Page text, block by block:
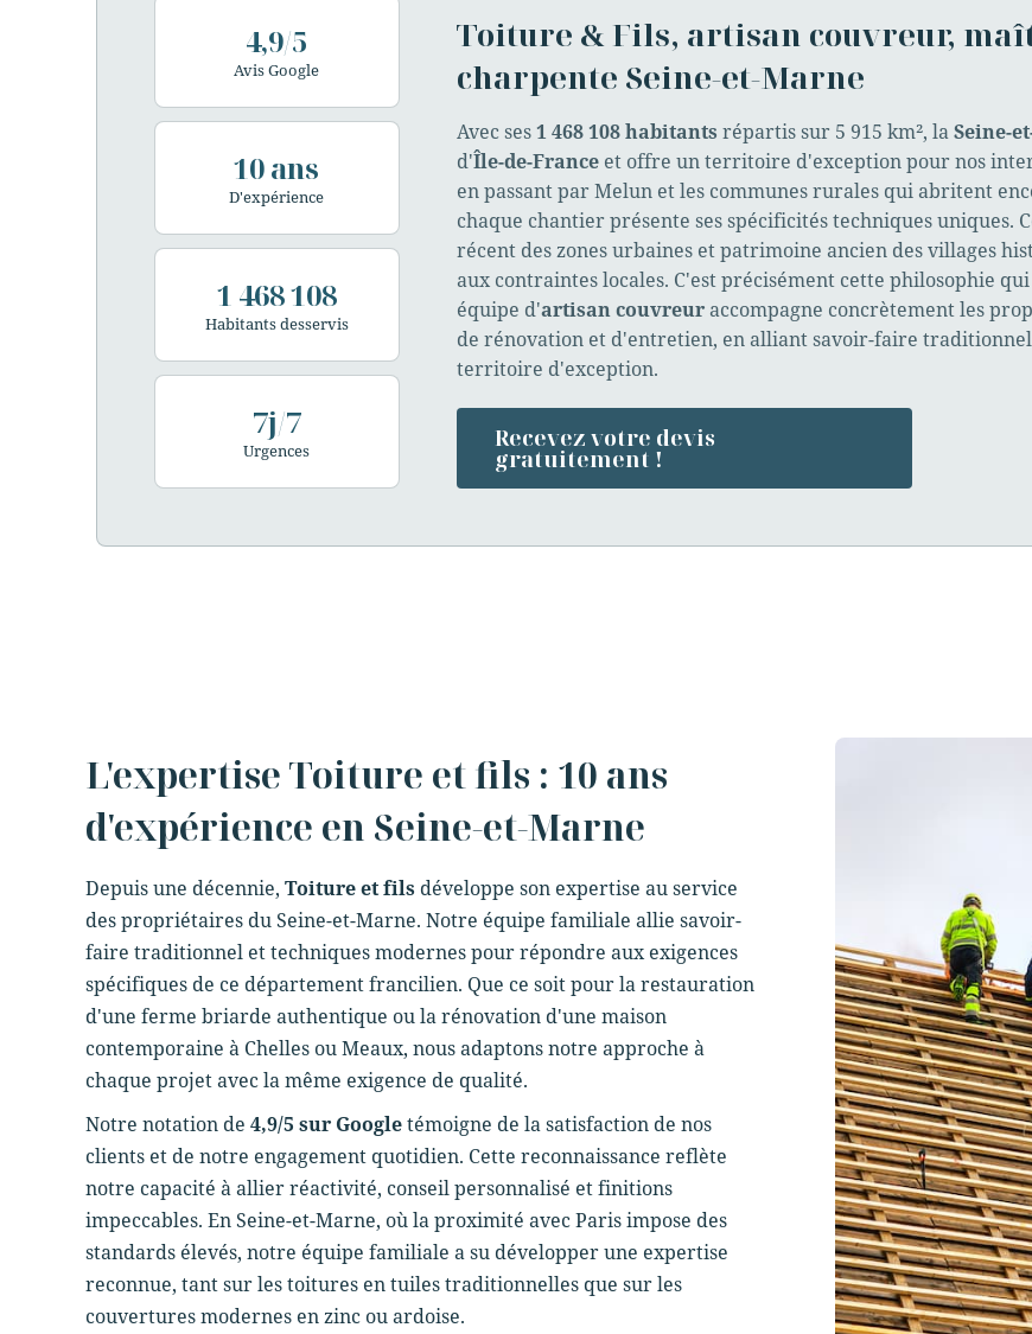
4,9/5
Avis Google
10 ans
D'expérience
1 468 108
Habitants desservis
7j/7
Urgences
Toiture & Fils, artisan couvreur,
charpente Seine-et-Marne
Avec ses1 468 108 habitants répartis sur 5 915 km², laSeine-
d'Île-de-Franceet offre un territoire d'exception pour nos
en passant par Melun et les communes rurales qui abritent
chaque chantier présente ses spécificités techniques
récent des zones urbaines et patrimoine ancien des villages
aux contraintes locales. C'est précisément cette philosophie
équipe d'artisan couvreuraccompagne concrètement les
de rénovation et d'entretien, en alliant savoir-faire traditionnel
territoire d'exception.
Recevez votre devis
gratuitement !
L'expertise Toiture et fils : 10 ans
d'expérience en Seine-et-Marne
Depuis une décennie, Toiture et fils développe son expertise au service
des propriétaires du Seine-et-Marne. Notre équipe familiale allie savoir-
faire traditionnel et techniques modernes pour répondre aux exigences
spécifiques de ce département francilien. Que ce soit pour la restauration
d'une ferme briarde authentique ou la rénovation d'une maison
contemporaine à Chelles ou Meaux, nous adaptons notre approche à
chaque projet avec la même exigence de qualité.
Notre notation de 4,9/5 sur Googletémoigne de la satisfaction de nos
clients et de notre engagement quotidien. Cette reconnaissance reflète
notre capacité à allier réactivité, conseil personnalisé et finitions
impeccables. En Seine-et-Marne, où la proximité avec Paris impose des
standards élevés, notre équipe familiale a su développer une expertise
reconnue, tant sur les toitures en tuiles traditionnelles que sur les
couvertures modernes en zinc ou ardoise.